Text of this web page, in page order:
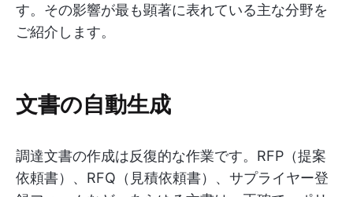
す。その影響が最も顕著に表れている主な分野を
ご紹介します。
文書の自動生成
調達文書の作成は反復的な作業です。RFP（提案
依頼書）、RFQ（見積依頼書）、サプライヤー登